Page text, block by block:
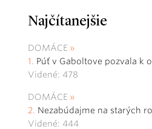
Najčítanejšie
DOMÁCE
Púť v Gaboltove pozvala k
Videné: 478
DOMÁCE
Nezabúdajme na starých
Videné: 444